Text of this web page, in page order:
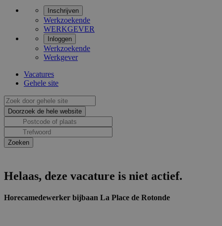
Inschrijven
Werkzoekende
WERKGEVER
Inloggen
Werkzoekende
Werkgever
Vacatures
Gehele site
Helaas, deze vacature is niet actief.
Horecamedewerker bijbaan La Place de Rotonde